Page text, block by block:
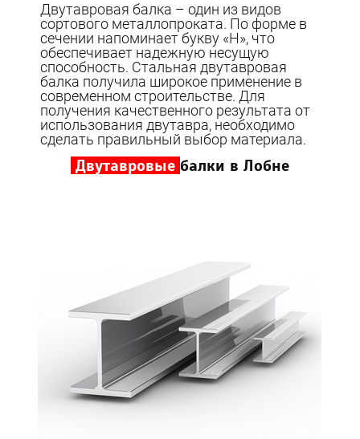
Двутавровая балка – один из видов
сортового металлопроката. По форме в
сечении напоминает букву «Н», что
обеспечивает надежную несущую
способность. Стальная двутавровая
балка получила широкое применение в
современном строительстве. Для
получения качественного результата от
использования двутавра, необходимо
сделать правильный выбор материала.
Двутавровые балки в Лобне